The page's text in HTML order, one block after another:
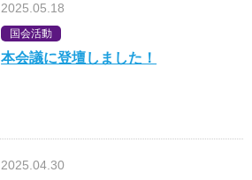
2025.05.18
国会活動
本会議に登壇しました！
2025.04.30